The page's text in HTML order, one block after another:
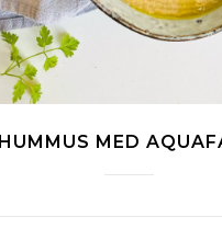
HUMMUS MED